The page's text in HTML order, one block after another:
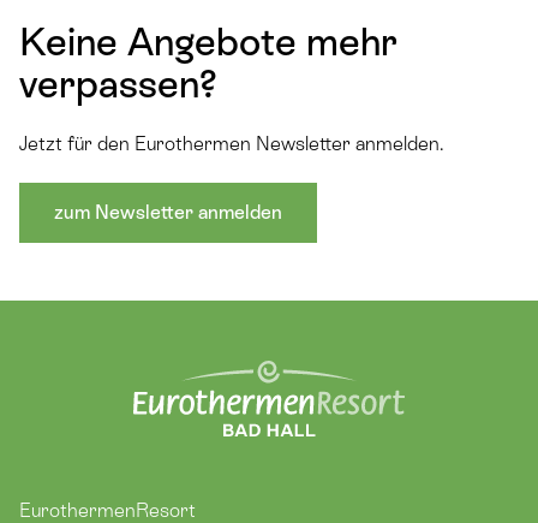
Keine Angebote mehr
verpassen?
Jetzt für den Eurothermen Newsletter anmelden.
zum Newsletter anmelden
EurothermenResort